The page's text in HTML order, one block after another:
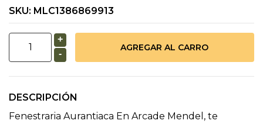
SKU: MLC1386869913
+
-
DESCRIPCIÓN
Fenestraria Aurantiaca En Arcade Mendel, te